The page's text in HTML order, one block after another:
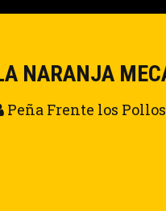
NARANJA
Peña Frente los